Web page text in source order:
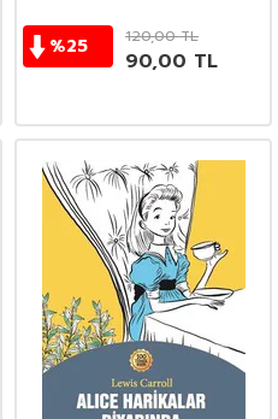
%25 120,00TL
90,00 TL